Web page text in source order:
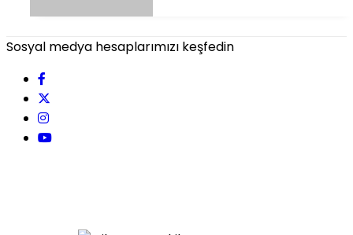
Sosyal medya hesaplarımızı keşfedin